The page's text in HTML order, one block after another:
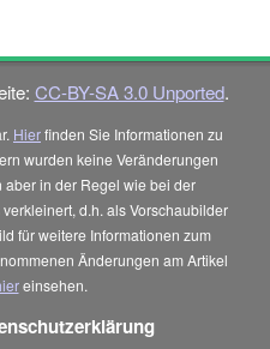
CC-BY-SA 3.0 Unported.
Hierfinden Sie Informationen zu
wurden keine Veränderungen
in der Regel wie bei der
d.h. als Vorschaubilder
für weitere Informationen zum
Änderungen am Artikel
einsehen.